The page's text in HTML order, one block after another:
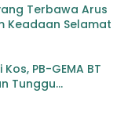
Terbawa Arus
Keadaan Selamat
PB-GEMA BT
Tunggu
Negara Bertindak